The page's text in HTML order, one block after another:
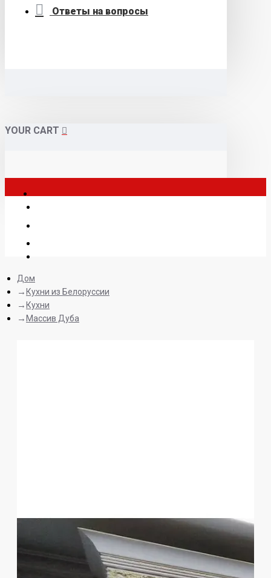
Ответы на вопросы
YOUR CART
Дом
Кухни из Белоруссии
Кухни
Массив Дуба